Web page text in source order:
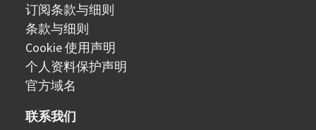
订阅条款与细则
条款与细则
Cookie 使用声明
个人资料保护声明
官方域名
联系我们